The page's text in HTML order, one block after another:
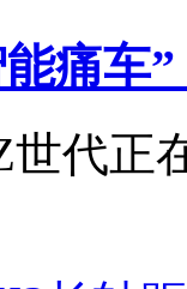
痛车
世代正